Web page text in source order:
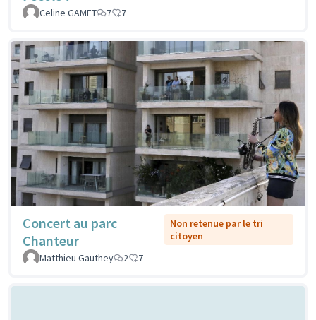
Celine GAMET
7 7
Concert au parc
Chanteur
Non retenue par le tri
citoyen
Matthieu Gauthey
2 7